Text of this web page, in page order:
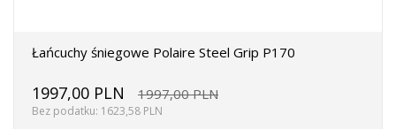
Łańcuchy śniegowe Polaire Steel Grip P170
1997,00 PLN 1997,00 PLN
Bez podatku: 1623,58 PLN